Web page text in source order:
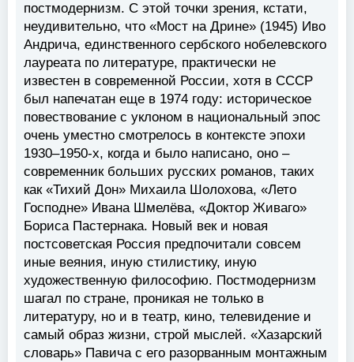
постмодернизм. С этой точки зрения, кстати,
неудивительно, что «Мост на Дрине» (1945) Иво
Андрича, единственного сербского нобелевского
лауреата по литературе, практически не
известен в современной России, хотя в СССР
был напечатан еще в 1974 году: историческое
повествование с уклоном в национальный эпос
очень уместно смотрелось в контексте эпохи
1930–1950-х, когда и было написано, оно –
современник больших русских романов, таких
как «Тихий Дон» Михаила Шолохова, «Лето
Господне» Ивана Шмелёва, «Доктор Живаго»
Бориса Пастернака. Новый век и новая
постсоветская Россия предпочитали совсем
иные веяния, иную стилистику, иную
художественную философию. Постмодернизм
шагал по стране, проникая не только в
литературу, но и в театр, кино, телевидение и
самый образ жизни, строй мыслей. «Хазарский
словарь» Павича с его разорванным монтажным